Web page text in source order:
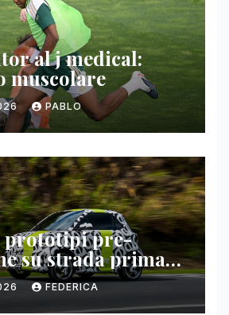
al j medical:
muscolare
PABLO
prototipi pre-
su strada prima
show 2026
FEDERICA